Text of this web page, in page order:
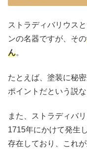
ストラディバリウス
ンの名器ですが、その
ん。
たとえば、塗装に秘
ポイントだという説な
また、ストラディバ
1715年にかけて発生
存在しており、これ